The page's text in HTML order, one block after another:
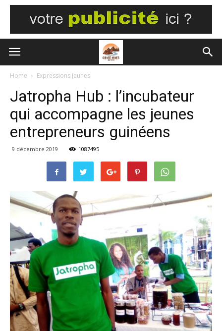
Home Expressions Jeunes
Jatropha Hub : l’incubateur
qui accompagne les jeunes
entrepreneurs guinéens
9 décembre 2019 1087495